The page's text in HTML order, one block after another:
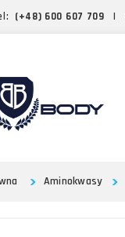
(+48) 600 607 709 |
Aminokwasy